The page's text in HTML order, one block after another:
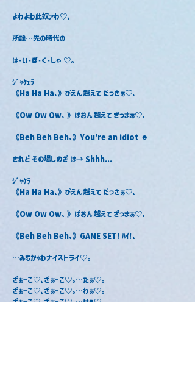
よわよわ此奴ァわ♡､
所詮⋯先の時代の
は･い･ぼ･く･しゃ ♡｡
ｼﾞｬｹｪﾗ
《Ha Ha Ha､》ぴえん 越えて だっさぁ♡､
《Ow Ow Ow､ 》ぱおん 越えて ざっまぁ♡､
《Beh Beh Beh､》You're an idiot ☻
されど その場しのぎ は→ Shhh...
ｼﾞｬｹﾗ
《Ha Ha Ha､》ぴえん 越えて だっさぁ♡､
《Ow Ow Ow､ 》ぱおん 越えて ざっまぁ♡､
《Beh Beh Beh､》GAME SET! ﾊｲ!､
⋯みむかｩわナイストライ♡｡
ざぁーこ♡､ざぁーこ♡｡⋯たぁ♡｡
ざぁーこ♡､ざぁーこ♡｡⋯わぁ♡｡
ざぁーこ♡､ざぁーこ♡｡⋯けぇ♡｡